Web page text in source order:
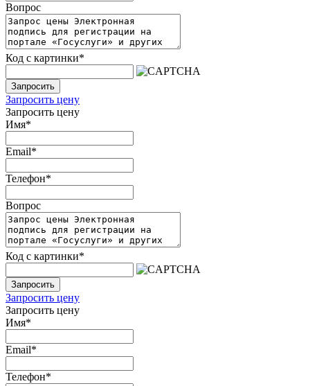
Вопрос
Код с картинки*
Запросить
Запросить цену
Запросить цену
Имя*
Email*
Телефон*
Вопрос
Код с картинки*
Запросить
Запросить цену
Запросить цену
Имя*
Email*
Телефон*